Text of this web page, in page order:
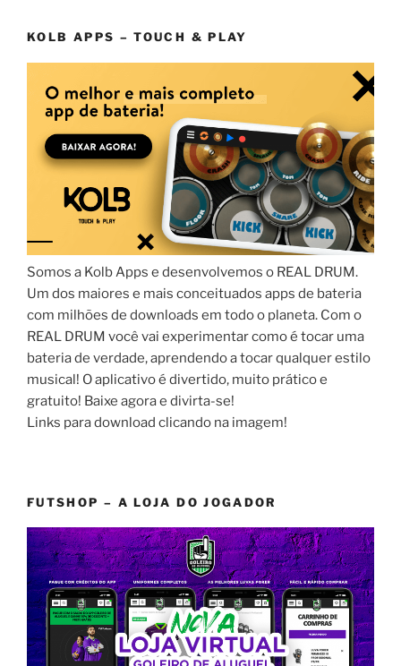
KOLB APPS – TOUCH & PLAY
Somos a Kolb Apps e desenvolvemos o REAL DRUM.
Um dos maiores e mais conceituados apps de bateria
com milhões de downloads em todo o planeta. Com o
REAL DRUM você vai experimentar como é tocar uma
bateria de verdade, aprendendo a tocar qualquer estilo
musical! O aplicativo é divertido, muito prático e
gratuito! Baixe agora e divirta-se!
Links para download clicando na imagem!
FUTSHOP – A LOJA DO JOGADOR